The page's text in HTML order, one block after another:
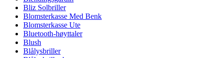
Bliz Solbriller
Blomsterkasse Med Benk
Blomsterkasse Ute
Bluetooth-høyttaler
Blush
Blålysbriller